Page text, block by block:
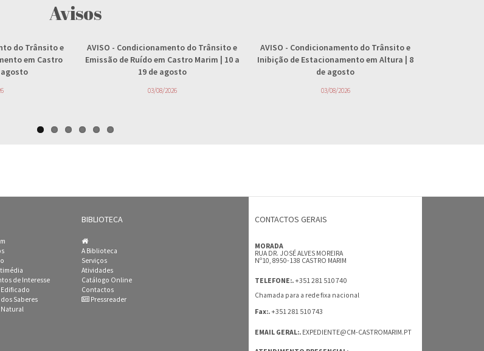
Avisos
do Trânsito e
em Castro
agosto
AVISO - Condicionamento do Trânsito e
Emissão de Ruído em Castro Marim | 10 a
19 de agosto
03/08/2026
AVISO - Condicionamento do Trânsito e
Inibição de Estacionamento em Altura | 8
de agosto
03/08/2026
de Interesse
Saberes
BIBLIOTECA
A Biblioteca
Serviços
Atividades
Catálogo Online
Contactos
Pressreader
CONTACTOS GERAIS
MORADA
RUA DR. JOSÉ ALVES MOREIRA
Nº10, 8950-138 CASTRO MARIM
TELEFONE:.+351 281 510 740
Chamada para a rede fixa nacional
Fax:.+351 281 510 743
EMAIL GERAL:. EXPEDIENTE@CM-CASTROMARIM.PT